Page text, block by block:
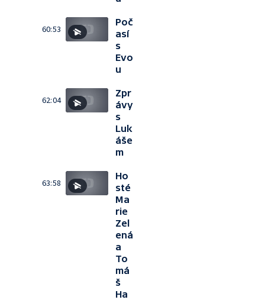
60:53
Poč
así
s
Evo
u
62:04
Zpr
ávy
s
Luk
áše
m
63:58
Ho
sté
Ma
rie
Zel
ená
a
To
má
š
Ha